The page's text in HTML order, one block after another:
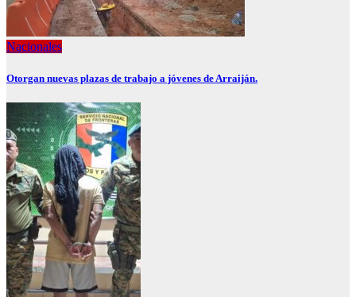
Nacionales
Otorgan nuevas plazas de trabajo a jóvenes de Arraiján.